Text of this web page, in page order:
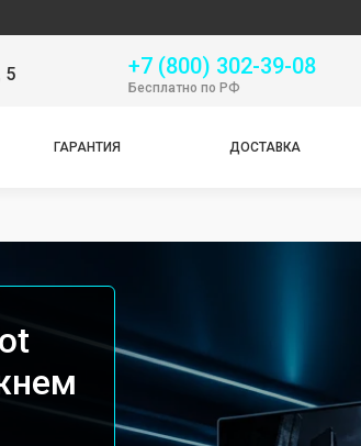
5 +7 (800) 302-39-08
Бесплатно по РФ
ГАРАНТИЯ ДОСТАВКА